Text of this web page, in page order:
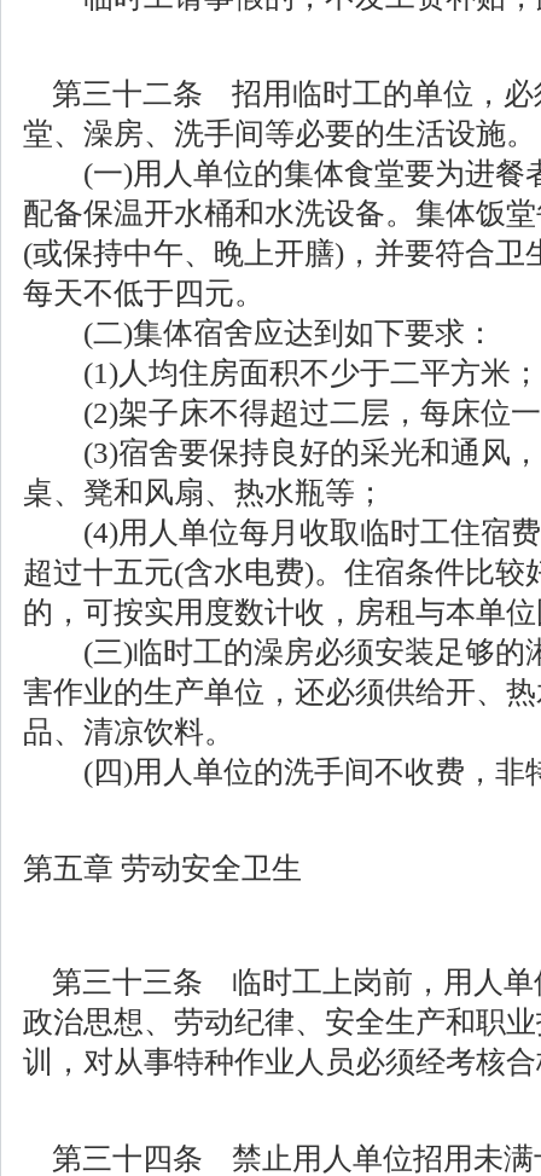
第三十二条 招用临时工的单位，必
堂、澡房、洗手间等必要的生活设施。
(一)用人单位的集体食堂要为进餐
配备保温开水桶和水洗设备。集体饭
(或保持中午、晚上开膳)，并要符合卫
每天不低于四元。
(二)集体宿舍应达到如下要求：
(1)人均住房面积不少于二平方米；
(2)架子床不得超过二层，每床位
(3)宿舍要保持良好的采光和通风，
桌、凳和风扇、热水瓶等；
(4)用人单位每月收取临时工住宿费
超过十五元(含水电费)。住宿条件比较
的，可按实用度数计收，房租与本单
(三)临时工的澡房必须安装足够的
害作业的生产单位，还必须供给开、
品、清凉饮料。
(四)用人单位的洗手间不收费，非
第五章 劳动安全卫生
第三十三条 临时工上岗前，用人单
政治思想、劳动纪律、安全生产和职
训，对从事特种作业人员必须经考核
第三十四条 禁止用人单位招用未满